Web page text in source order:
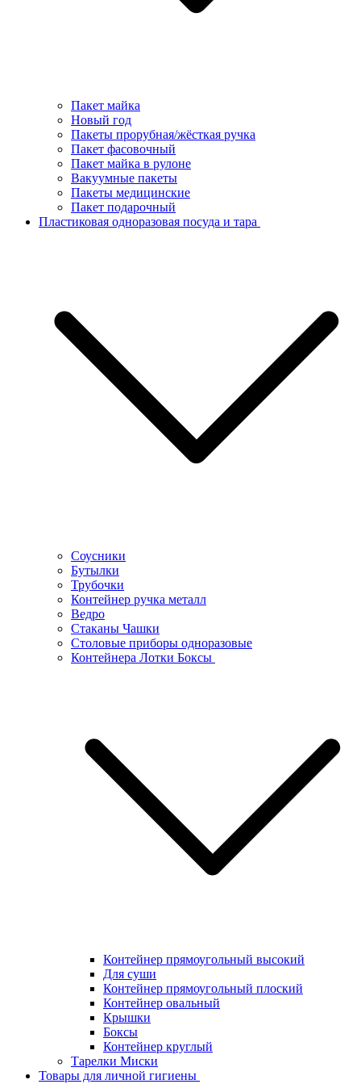
Пакет майка
Новый год
Пакеты прорубная/жёсткая ручка
Пакет фасовочный
Пакет майка в рулоне
Вакуумные пакеты
Пакеты медицинские
Пакет подарочный
Пластиковая одноразовая посуда и тара
Соусники
Бутылки
Трубочки
Контейнер ручка металл
Ведро
Стаканы Чашки
Столовые приборы одноразовые
Контейнера Лотки Боксы
Контейнер прямоугольный высокий
Для суши
Контейнер прямоугольный плоский
Контейнер овальный
Крышки
Боксы
Контейнер круглый
Тарелки Миски
Товары для личной гигиены